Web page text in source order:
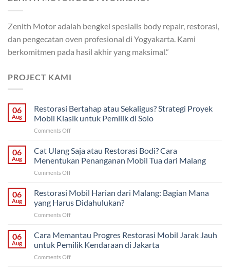
Zenith Motor adalah bengkel spesialis body repair, restorasi,
dan pengecatan oven profesional di Yogyakarta. Kami
berkomitmen pada hasil akhir yang maksimal.”
PROJECT KAMI
06
Aug
Restorasi Bertahap atau Sekaligus? Strategi Proyek
Mobil Klasik untuk Pemilik di Solo
Comments Offon
Bertahap
atau
Sekaligus?
Strategi
Mobil
Klasik
Solo
06
Aug
Cat Ulang Saja atau Restorasi Bodi? Cara
Menentukan Penanganan Mobil Tua dari Malang
Comments Offon
Ulang
atau
Restorasi
Cara
Menentukan
06
Aug
Restorasi Mobil Harian dari Malang: Bagian Mana
yang Harus Didahulukan?
Comments Offon
Mobil
dari
Malang:
06
Aug
Cara Memantau Progres Restorasi Mobil Jarak Jauh
untuk Pemilik Kendaraan di Jakarta
Comments Offon